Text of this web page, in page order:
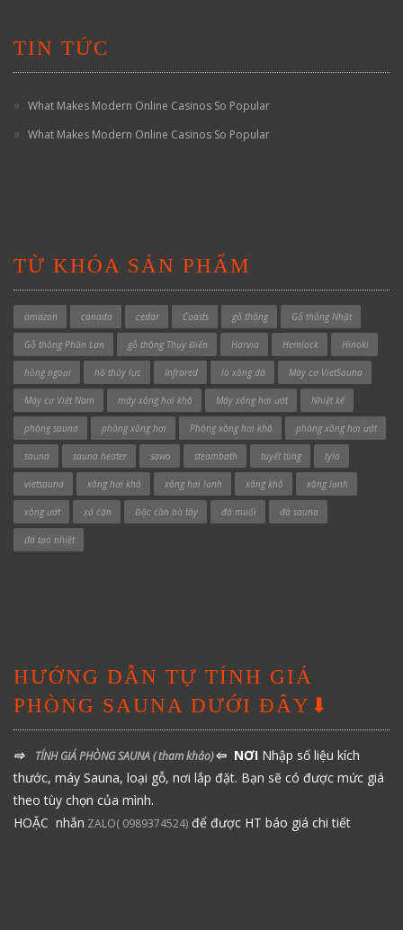
TIN TỨC
What Makes Modern Online Casinos So Popular
What Makes Modern Online Casinos So Popular
TỪ KHÓA SẢN PHẨM
amazon canada cedar Coasts gỗ thông Gỗ thông Nhật
Gỗ thông Phần Lan gỗ thông Thụy Điển Harvia Hemlock Hinoki
hồng ngoại hồ thủy lực Infrared lò xông đá Máy cơ VietSauna
Máy cơ Việt Nam máy xông hơi khô Máy xông hơi ướt Nhiệt kế
phòng sauna phòng xông hơi Phòng xông hơi khô phòng xông hơi ướt
sauna sauna heater sawo steambath tuyết tùng tylo
vietsauna xông hơi khô xông hơi lạnh xông khô xông lạnh
xông ướt xả cặn Độc cần bờ tây đá muối đá sauna
đá tạo nhiệt
HƯỚNG DẪN TỰ TÍNH GIÁ
PHÒNG SAUNA DƯỚI ĐÂY⬇
⇨ TÍNH GIÁ PHÒNG SAUNA( tham khảo)⇦ NƠI Nhập số liệu kích
thước, máy Sauna, loại gỗ, nơi lắp đặt. Bạn sẽ có được mức giá
theo tùy chọn của mình.
HOẶC nhắn ZALO( 0989374524) để được HT báo giá chi tiết